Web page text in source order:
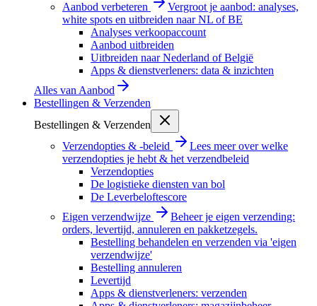
Aanbod verbeteren
Vergroot je aanbod: analyses,
white spots en uitbreiden naar NL of BE
Analyses verkoopaccount
Aanbod uitbreiden
Uitbreiden naar Nederland of België
Apps & dienstverleners: data & inzichten
Alles van Aanbod
Bestellingen & Verzenden
Bestellingen & Verzenden
Verzendopties & -beleid
Lees meer over welke
verzendopties je hebt & het verzendbeleid
Verzendopties
De logistieke diensten van bol
De Leverbeloftescore
Eigen verzendwijze
Beheer je eigen verzending:
orders, levertijd, annuleren en pakketzegels.
Bestelling behandelen en verzenden via 'eigen
verzendwijze'
Bestelling annuleren
Levertijd
Apps & dienstverleners: verzenden